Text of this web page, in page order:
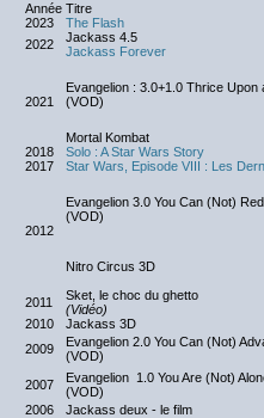
Année Titre
2023
The Flash
2022
Jackass 4.5
Jackass Forever
2021
Evangelion : 3.0+1.0 Thrice Upon
(VOD)
Mortal Kombat
2018
Solo : A Star Wars Story
2017
Star Wars, Episode VIII : Les
2012
Evangelion 3.0 You Can (Not)
(VOD)
Nitro Circus 3D
2011
Sket, le choc du ghetto
(Vidéo)
2010
Jackass 3D
2009
Evangelion 2.0 You Can (Not)
(VOD)
2007
Evangelion 1.0 You Are (Not)
(VOD)
2006
Jackass deux - le film